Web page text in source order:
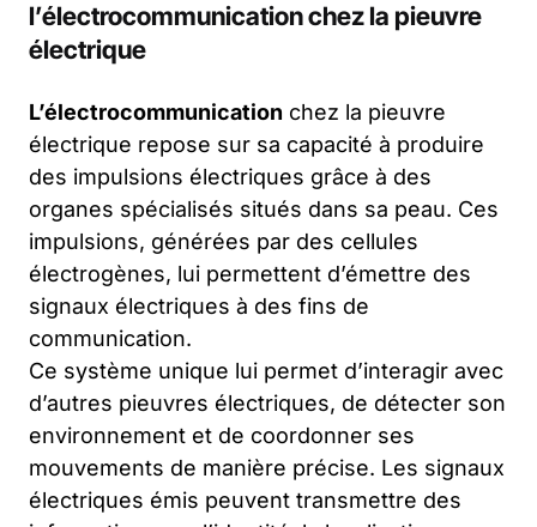
l’électrocommunication chez la pieuvre
électrique
L’électrocommunication chez la pieuvre
électrique repose sur sa capacité à produire
des impulsions électriques grâce à des
organes spécialisés situés dans sa peau. Ces
impulsions, générées par des cellules
électrogènes, lui permettent d’émettre des
signaux électriques à des fins de
communication.
Ce système unique lui permet d’interagir avec
d’autres pieuvres électriques, de détecter son
environnement et de coordonner ses
mouvements de manière précise. Les signaux
électriques émis peuvent transmettre des